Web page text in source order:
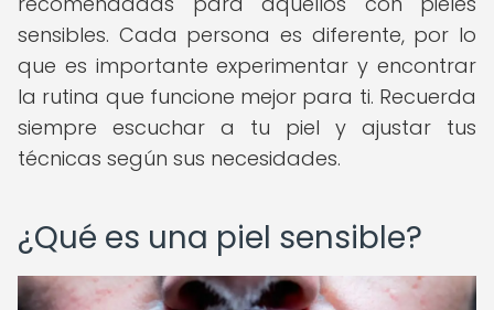
sensibles. Cada persona es diferente, por lo
que es importante experimentar y encontrar
la rutina que funcione mejor para ti. Recuerda
siempre escuchar a tu piel y ajustar tus
técnicas según sus necesidades.
¿Qué es una piel sensible?